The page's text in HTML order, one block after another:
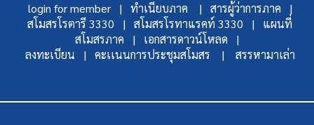
login for member | ทำเนียบภาค |
สารผู้ว่าการภาค |
สโมสรโรตารี 3330 |
สโมสรโรทาแรคท์ 3330 |
แผนที่
สโมสรภาค |
เอกสารดาวน์โหลด |
ลงทะเบียน |
คะเเนนการประชุมสโมสร | สรรหามาเล่า